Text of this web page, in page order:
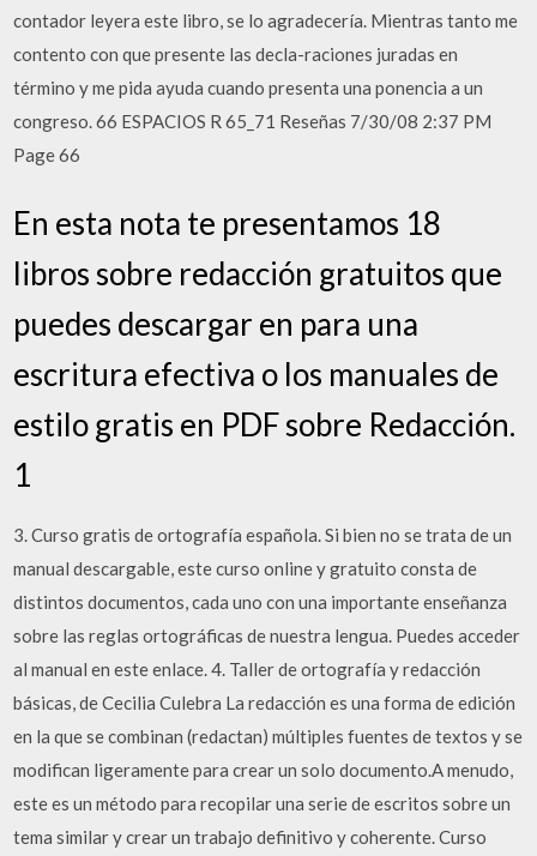
contador leyera este libro, se lo agradecería. Mientras tanto me
contento con que presente las decla-raciones juradas en
término y me pida ayuda cuando presenta una ponencia a un
congreso. 66 ESPACIOS R 65_71 Reseñas 7/30/08 2:37 PM
Page 66
En esta nota te presentamos 18
libros sobre redacción gratuitos que
puedes descargar en para una
escritura efectiva o los manuales de
estilo gratis en PDF sobre Redacción.
1
3. Curso gratis de ortografía española. Si bien no se trata de un
manual descargable, este curso online y gratuito consta de
distintos documentos, cada uno con una importante enseñanza
sobre las reglas ortográficas de nuestra lengua. Puedes acceder
al manual en este enlace. 4. Taller de ortografía y redacción
básicas, de Cecilia Culebra La redacción es una forma de edición
en la que se combinan (redactan) múltiples fuentes de textos y se
modifican ligeramente para crear un solo documento.A menudo,
este es un método para recopilar una serie de escritos sobre un
tema similar y crear un trabajo definitivo y coherente. Curso